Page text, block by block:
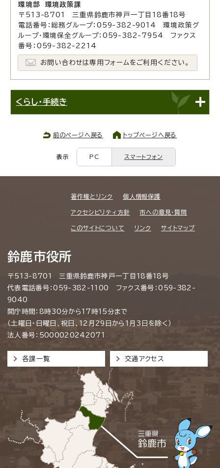
環境部 環境政策課
〒513-8701 三重県鈴鹿市神戸一丁目18番18号
電話番号：総務グループ：059-382-9014 環境政策グ
ループ・環境保全グループ：059-382-7954 ファクス
番号：059-382-2214
お問い合わせは専用フォームをご利用ください。
くらし・手続き
前のページへ戻る トップページへ戻る
表示 PC スマートフォン
著作権とリンク 個人情報保護
アクセシビリティ方針 市への意見・質問
このサイトについて リンク サイトマップ
鈴鹿市役所
〒513-8701 三重県鈴鹿市神戸一丁目18番18号
代表電話番号：059-382-1100 ファクス番号：059-382-
9040
開庁時間：8時30分から17時15分まで
（土曜日・日曜日、祝日、12月29日から1月3日を除く）
法人番号：5000020242071
各課一覧 交通アクセス